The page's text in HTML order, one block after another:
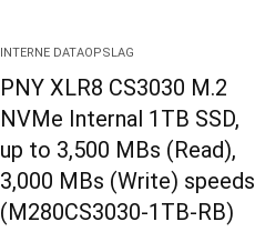
INTERNE DATAOPSLAG
PNY XLR8 CS3030 M.2
NVMe Internal 1TB SSD,
up to 3,500 MBs (Read),
3,000 MBs (Write) speeds
(M280CS3030-1TB-RB)